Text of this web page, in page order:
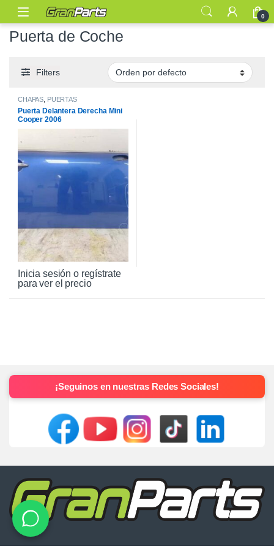
0
Puerta de Coche
Filters
CHAPAS PUERTAS
Puerta Delantera Derecha Mini
Cooper 2006
Inicia sesión o regístrate
para ver el precio
¡Seguinos en nuestras Redes Sociales!